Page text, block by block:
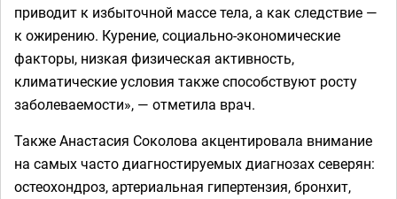
приводит к избыточной массе тела, а как следствие —
к ожирению. Курение, социально-экономические
факторы, низкая физическая активность,
климатические условия также способствуют росту
заболеваемости», — отметила врач.
Также Анастасия Соколова акцентировала внимание
на самых часто диагностируемых диагнозах северян:
остеохондроз, артериальная гипертензия, бронхит,